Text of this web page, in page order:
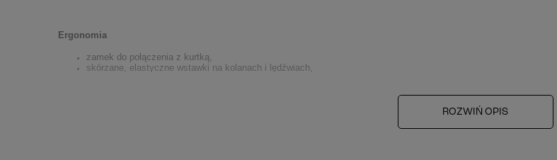
Ergonomia
zamek do połączenia z kurtką,
skórzane, elastyczne wstawki na kolanach i lędźwiach,
opisu bez zgody firmy P.U.H Defender i Moto-Tour z siedzibą w Krakowie stanowi czyn nieuczciwej
ROZWIŃ OPIS